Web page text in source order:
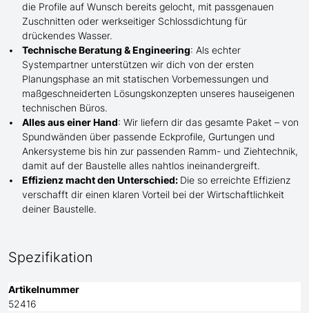
die Profile auf Wunsch bereits gelocht, mit passgenauen
Zuschnitten oder werkseitiger Schlossdichtung für
drückendes Wasser.
Technische Beratung & Engineering: Als echter
Systempartner unterstützen wir dich von der ersten
Planungsphase an mit statischen Vorbemessungen und
maßgeschneiderten Lösungskonzepten unseres hauseigenen
technischen Büros.
Alles aus einer Hand: Wir liefern dir das gesamte Paket – von
Spundwänden über passende Eckprofile, Gurtungen und
Ankersysteme bis hin zur passenden Ramm- und Ziehtechnik,
damit auf der Baustelle alles nahtlos ineinandergreift.
Effizienz macht den Unterschied: Die so erreichte Effizienz
verschafft dir einen klaren Vorteil bei der Wirtschaftlichkeit
deiner Baustelle.
Spezifikation
Artikelnummer
52416